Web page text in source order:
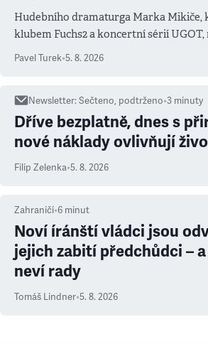
Hudebního dramaturga Marka Mikiče,
klubem Fuchs2 a koncertní sérií
ale atmosféra
Pavel Turek•5. 8. 2026
Newsletter:Sečteno, podtrženo•3 minuty
Dříve bezplatně, dnes s
nové náklady ovlivňují
Filip Zelenka•5. 8. 2026
Zahraničí•6 minut
Noví íránští vládci jsou
jejich zabití předchůdci –
neví rady
Tomáš Lindner•5. 8. 2026